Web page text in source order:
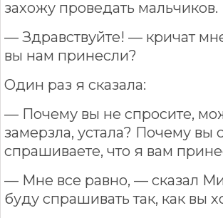
захожу проведать мальчиков.
— Здравствуйте! — кричат
вы нам принесли?
Один раз я сказала:
— Почему вы не спросите,
замерзла, устала? Почему вы
спрашиваете, что я вам
— Мне все равно, — сказал
буду спрашивать так, как вы